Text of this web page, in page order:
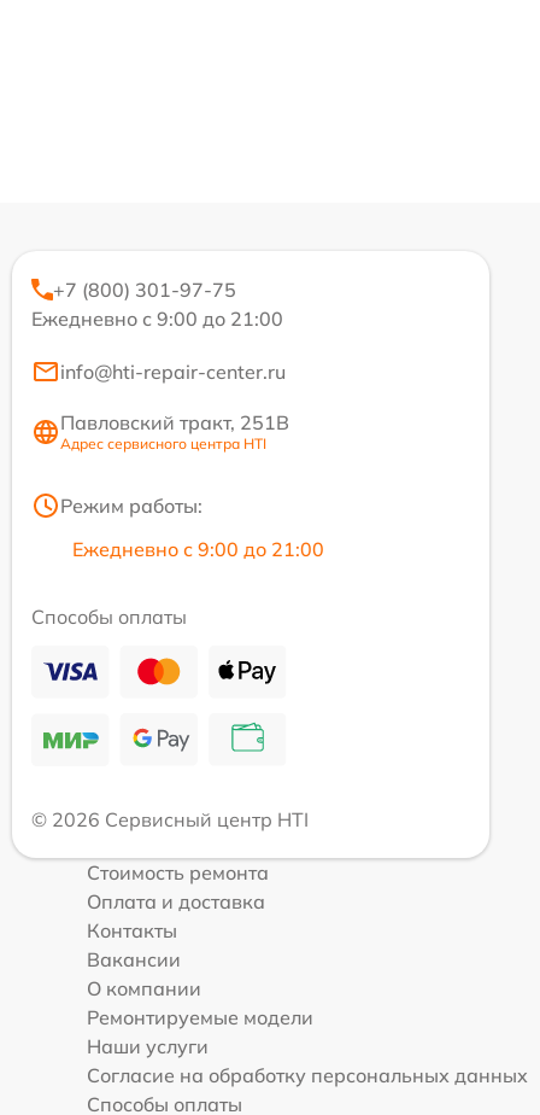
+7 (800) 301-97-75
Ежедневно с 9:00 до 21:00
info@hti-repair-center.ru
Павловский тракт, 251В
Адрес сервисного центра HTI
Режим работы:
Ежедневно с 9:00 до 21:00
Способы оплаты
© 2026 Сервисный центр HTI
Стоимость ремонта
Оплата и доставка
Контакты
Вакансии
О компании
Ремонтируемые модели
Наши услуги
Согласие на обработку персональных данных
Способы оплаты